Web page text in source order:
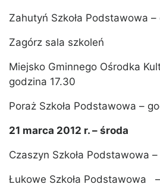
Zahutyń Szkoła Podstawowa
Zagórz sala szkoleń
Miejsko Gminnego Ośrodka
godzina 17.30
Poraż Szkoła Podstawowa –
21 marca 2012 r. – środa
Czaszyn Szkoła Podstawowa
Łukowe Szkoła Podstawowa